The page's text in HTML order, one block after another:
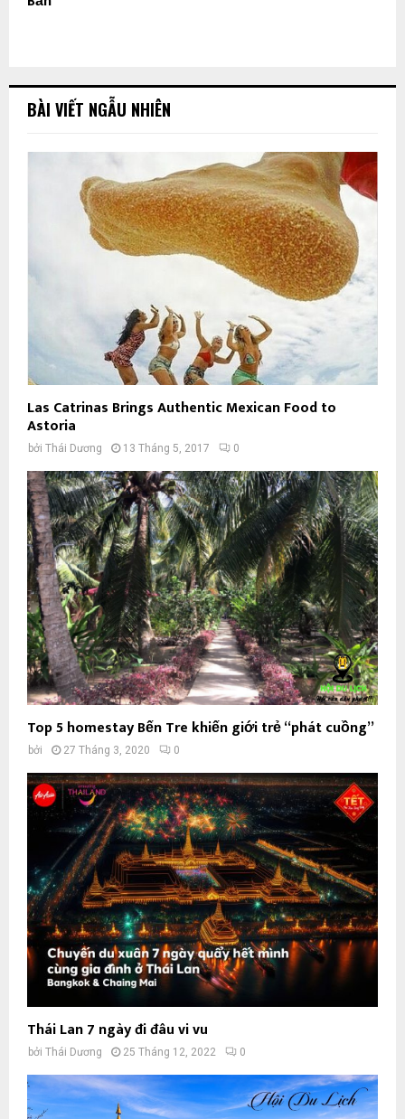
BÀI VIẾT NGẪU NHIÊN
Las Catrinas Brings Authentic Mexican Food to
Astoria
bởi Thái Dương 13 Tháng 5, 2017 0
Top 5 homestay Bến Tre khiến giới trẻ “phát cuồng”
bởi 27 Tháng 3, 2020 0
Thái Lan 7 ngày đi đâu vi vu
bởi Thái Dương 25 Tháng 12, 2022 0